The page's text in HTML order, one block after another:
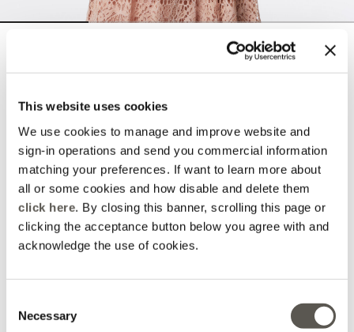
This website uses cookies
We use cookies to manage and improve website and
sign-in operations and send you commercial information
matching your preferences. If want to learn more about
all or some cookies and how disable and delete them
click here. By closing this banner, scrolling this page or
clicking the acceptance button below you agree with and
acknowledge the use of cookies.
Selection
Necessary
selected
Sélectionnez la taille
AJOUTER AU PANIER
+79 Points de fidélité Oltre
Livraison dans les 3-
Paiements 100%
Retour simple